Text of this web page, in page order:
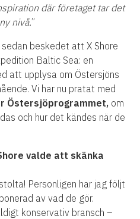
där företaget tar det
nivå.”
beskedet att X Shore
Baltic Sea: en
att upplysa om Östersjöns
Vi har nu pratat med
Östersjöprogrammet, om
och hur det kändes när de
valde att skänka
Personligen har jag följt
av vad de gör.
konservativ bransch –